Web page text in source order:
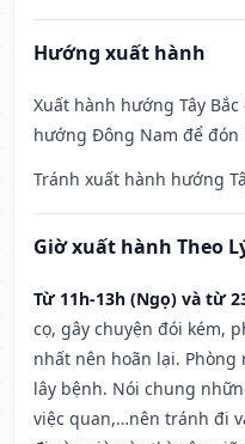
Hướng xuất hành
Xuất hành hướng Tây
hướng Đông Nam để đón
Tránh xuất hành hướng
Giờ xuất hành Theo
Từ 11h-13h (Ngọ) và từ
cọ, gây chuyện đói kém,
nhất nên hoãn lại.
lây bệnh. Nói chung
việc quan,…nên tránh đi